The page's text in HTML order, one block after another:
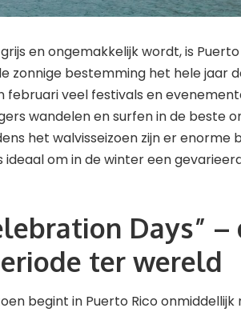
en ongemakkelijk wordt, is
zonnige bestemming het hele jaar
februari veel festivals en
wandelen en surfen in de beste
het walvisseizoen zijn er enorme
ideaal om in de winter een
Days”
ter wereld
begint in Puerto Rico onmiddellijk